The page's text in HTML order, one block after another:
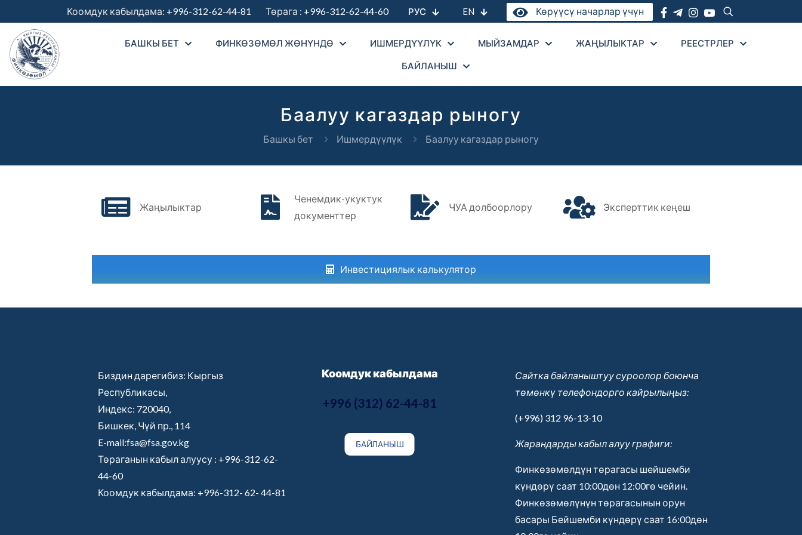
Коомдук кабылдама: +996-312-62-44-81 Төрага : +996-312-62-44-60 РУС EN Көрүүсү начарлар үчүн
БАШКЫ БЕТ ФИНКӨЗӨМӨЛ ЖӨНҮНДӨ ИШМЕРДҮҮЛҮК МЫЙЗАМДАР ЖАҢЫЛЫКТАР РЕЕСТРЛЕР
БАЙЛАНЫШ
Баалуу кагаздар рыногу
Башкы бет Ишмердүүлүк Баалуу кагаздар рыногу
Жаңылыктар
Ченемдик-укуктук
документтер
ЧУА долбоорлору Эксперттик кеңеш
Инвестициялык калькулятор
Биздин дарегибиз: Кыргыз
Республикасы,
Индекс: 720040,
Бишкек, Чүй пр., 114
E-mail:fsa@fsa.gov.kg
Төраганын кабыл алуусу : +996-312-62-
44-60
Коомдук кабылдама: +996-312- 62- 44-81
Коомдук кабылдама
+996 (312) 62-44-81
БАЙЛАНЫШ
Сайтка байланыштуу суроолор боюнча
төмөнкү телефондорго кайрылыңыз:
(+996) 312 96-13-10
Жарандарды кабыл алуу графиги:
Финкөзөмөлдүн төрагасы шейшемби
күндөрү саат 10:00дөн 12:00гө чейин.
Финкөзөмөлүнүн төрагасынын орун
басары Бейшемби күндөрү саат 16:00дөн